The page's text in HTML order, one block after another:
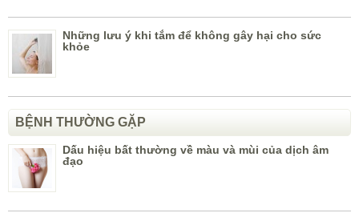
Những lưu ý khi tắm để không gây hại cho sức
khỏe
BỆNH THƯỜNG GẶP
Dấu hiệu bất thường về màu và mùi của dịch âm
đạo